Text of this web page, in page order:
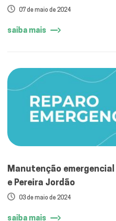
07 de maio de 2024
saiba mais
Manutenção
e Pereira Jordão
03 de maio de 2024
saiba mais